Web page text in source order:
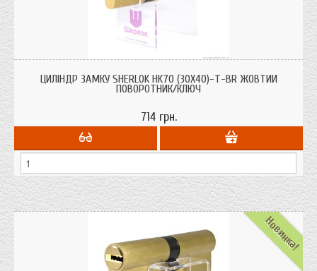
ключ з системою захисту від висвердлювання, від вибивання.
ЦИЛІНДР ЗАМКУ SHERLOK HK70 (30Х40)-Т-BR ЖОВТИЙ
ПОВОРОТНИК/КЛЮЧ
714 грн.
Новинка!